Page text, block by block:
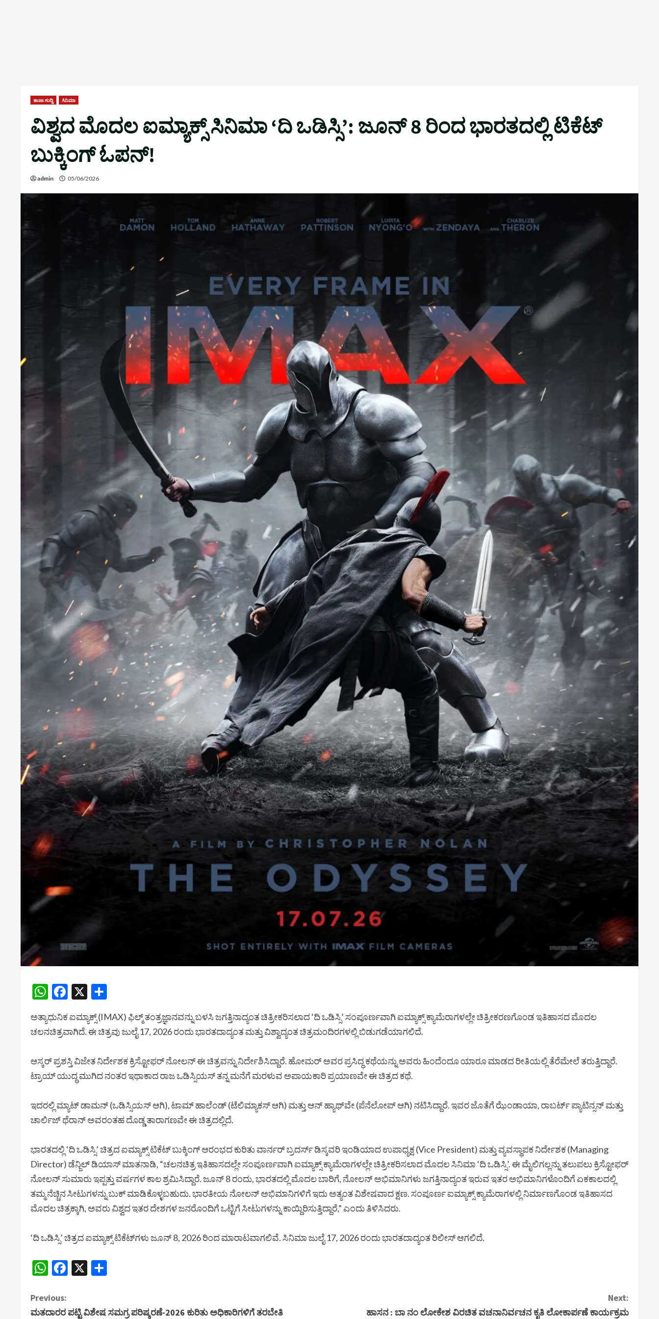
ತಾಜಾ ಸುದ್ದಿ ಸಿನಿಮಾ
ವಿಶ್ವದ ಮೊದಲ ಐಮ್ಯಾಕ್ಸ್ ಸಿನಿಮಾ ‘ದಿ ಒಡಿಸ್ಸಿ’: ಜೂನ್ 8 ರಿಂದ ಭಾರತದಲ್ಲಿ ಟಿಕೆಟ್
ಬುಕ್ಕಿಂಗ್ ಓಪನ್!
admin 05/06/2026
WhatsApp
Facebook
X
ಅತ್ಯಾಧುನಿಕ ಐಮ್ಯಾಕ್ಸ್ (IMAX) ಫಿಲ್ಮ್ ತಂತ್ರಜ್ಞಾನವನ್ನು ಬಳಸಿ ಜಗತ್ತಿನಾದ್ಯಂತ ಚಿತ್ರೀಕರಿಸಲಾದ ‘ದಿ ಒಡಿಸ್ಸಿ’ ಸಂಪೂರ್ಣವಾಗಿ ಐಮ್ಯಾಕ್ಸ್ ಕ್ಯಾಮೆರಾಗಳಲ್ಲೇ ಚಿತ್ರೀಕರಣಗೊಂಡ ಇತಿಹಾಸದ ಮೊದಲ
ಚಲನಚಿತ್ರವಾಗಿದೆ. ಈ ಚಿತ್ರವು ಜುಲೈ 17, 2026 ರಂದು ಭಾರತದಾದ್ಯಂತ ಮತ್ತು ವಿಶ್ವಾದ್ಯಂತ ಚಿತ್ರಮಂದಿರಗಳಲ್ಲಿ ಬಿಡುಗಡೆಯಾಗಲಿದೆ.
ಆಸ್ಕರ್ ಪ್ರಶಸ್ತಿ ವಿಜೇತ ನಿರ್ದೇಶಕ ಕ್ರಿಸ್ಟೋಫರ್ ನೋಲನ್ ಈ ಚಿತ್ರವನ್ನು ನಿರ್ದೇಶಿಸಿದ್ದಾರೆ. ಹೋಮರ್ ಅವರ ಪ್ರಸಿದ್ಧ ಕಥೆಯನ್ನು ಅವರು ಹಿಂದೆಂದೂ ಯಾರೂ ಮಾಡದ ರೀತಿಯಲ್ಲಿ ತೆರೆಮೇಲೆ ತರುತ್ತಿದ್ದಾರೆ.
ಟ್ರಾಯ್ ಯುದ್ಧ ಮುಗಿದ ನಂತರ ಇಥಾಕಾದ ರಾಜ ಒಡಿಸ್ಸಿಯಸ್ ತನ್ನ ಮನೆಗೆ ಮರಳುವ ಅಪಾಯಕಾರಿ ಪ್ರಯಾಣವೇ ಈ ಚಿತ್ರದ ಕಥೆ.
ಇದರಲ್ಲಿ ಮ್ಯಾಟ್ ಡಾಮನ್ (ಒಡಿಸ್ಸಿಯಸ್ ಆಗಿ), ಟಾಮ್ ಹಾಲೆಂಡ್ (ಟೆಲಿಮ್ಯಾಕಸ್ ಆಗಿ) ಮತ್ತು ಆನ್ ಹ್ಯಾಥ್‌ವೇ (ಪೆನೆಲೋಪ್ ಆಗಿ) ನಟಿಸಿದ್ದಾರೆ. ಇವರ ಜೊತೆಗೆ ಝೆಂಡಾಯಾ, ರಾಬರ್ಟ್ ಪ್ಯಾಟಿನ್ಸನ್ ಮತ್ತು
ಚಾರ್ಲಿಜ್ ಥೆರಾನ್ ಅವರಂತಹ ದೊಡ್ಡ ತಾರಾಗಣವೇ ಈ ಚಿತ್ರದಲ್ಲಿದೆ.
ಭಾರತದಲ್ಲಿ ‘ದಿ ಒಡಿಸ್ಸಿ’ ಚಿತ್ರದ ಐಮ್ಯಾಕ್ಸ್ ಟಿಕೆಟ್ ಬುಕ್ಕಿಂಗ್ ಆರಂಭದ ಕುರಿತು ವಾರ್ನರ್ ಬ್ರದರ್ಸ್ ಡಿಸ್ಕವರಿ ಇಂಡಿಯಾದ ಉಪಾಧ್ಯಕ್ಷ (Vice President) ಮತ್ತು ವ್ಯವಸ್ಥಾಪಕ ನಿರ್ದೇಶಕ (Managing
Director) ಡೆನ್ಜಿಲ್ ಡಿಯಾಸ್ ಮಾತನಾಡಿ, “ಚಲನಚಿತ್ರ ಇತಿಹಾಸದಲ್ಲೇ ಸಂಪೂರ್ಣವಾಗಿ ಐಮ್ಯಾಕ್ಸ್ ಕ್ಯಾಮೆರಾಗಳಲ್ಲೇ ಚಿತ್ರೀಕರಿಸಲಾದ ಮೊದಲ ಸಿನಿಮಾ ‘ದಿ ಒಡಿಸ್ಸಿ’. ಈ ಮೈಲಿಗಲ್ಲನ್ನು ತಲುಪಲು ಕ್ರಿಸ್ಟೋಫರ್
ನೋಲನ್ ಸುಮಾರು ಇಪ್ಪತ್ತು ವರ್ಷಗಳ ಕಾಲ ಶ್ರಮಿಸಿದ್ದಾರೆ. ಜೂನ್ 8 ರಂದು, ಭಾರತದಲ್ಲಿ ಮೊದಲ ಬಾರಿಗೆ, ನೋಲನ್ ಅಭಿಮಾನಿಗಳು ಜಗತ್ತಿನಾದ್ಯಂತ ಇರುವ ಇತರ ಅಭಿಮಾನಿಗಳೊಂದಿಗೆ ಏಕಕಾಲದಲ್ಲಿ
ತಮ್ಮ ನೆಚ್ಚಿನ ಸೀಟುಗಳನ್ನು ಬುಕ್ ಮಾಡಿಕೊಳ್ಳಬಹುದು. ಭಾರತೀಯ ನೋಲನ್ ಅಭಿಮಾನಿಗಳಿಗೆ ಇದು ಅತ್ಯಂತ ವಿಶೇಷವಾದ ಕ್ಷಣ. ಸಂಪೂರ್ಣ ಐಮ್ಯಾಕ್ಸ್ ಕ್ಯಾಮೆರಾಗಳಲ್ಲಿ ನಿರ್ಮಾಣಗೊಂಡ ಇತಿಹಾಸದ
ಮೊದಲ ಚಿತ್ರಕ್ಕಾಗಿ, ಅವರು ವಿಶ್ವದ ಇತರ ದೇಶಗಳ ಜನರೊಂದಿಗೆ ಒಟ್ಟಿಗೆ ಸೀಟುಗಳನ್ನು ಕಾಯ್ದಿರಿಸುತ್ತಿದ್ದಾರೆ,” ಎಂದು ತಿಳಿಸಿದರು.
‘ದಿ ಒಡಿಸ್ಸಿ’ ಚಿತ್ರದ ಐಮ್ಯಾಕ್ಸ್ ಟಿಕೆಟ್‌ಗಳು ಜೂನ್ 8, 2026 ರಿಂದ ಮಾರಾಟವಾಗಲಿವೆ. ಸಿನಿಮಾ ಜುಲೈ 17, 2026 ರಂದು ಭಾರತದಾದ್ಯಂತ ರಿಲೀಸ್ ಆಗಲಿದೆ.
WhatsApp
Facebook
X
C
Previous:
ಮತದಾರರ ಪಟ್ಟಿ ವಿಶೇಷ ಸಮಗ್ರ ಪರಿಷ್ಕರಣೆ-2026 ಕುರಿತು ಅಧಿಕಾರಿಗಳಿಗೆ ತರಬೇತಿ
Next:
ಹಾಸನ : ಬಾ ನಂ ಲೋಕೇಶ ವಿರಚಿತ ವಚನಾನಿರ್ವಚನ ಕೃತಿ ಲೋಕಾರ್ಪಣೆ ಕಾರ್ಯಕ್ರಮ